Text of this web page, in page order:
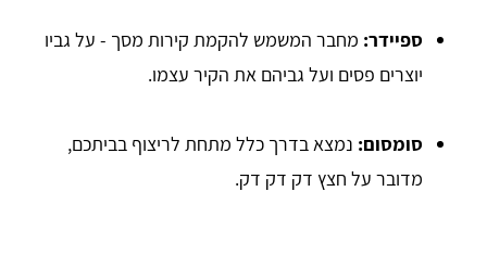
ספיידר: מחבר המשמש להקמת קירות מסך - על גביו
יוצרים פסים ועל גביהם את הקיר עצמו.
סומסום: נמצא בדרך כלל מתחת לריצוף בביתכם,
מדובר על חצץ דק דק דק.